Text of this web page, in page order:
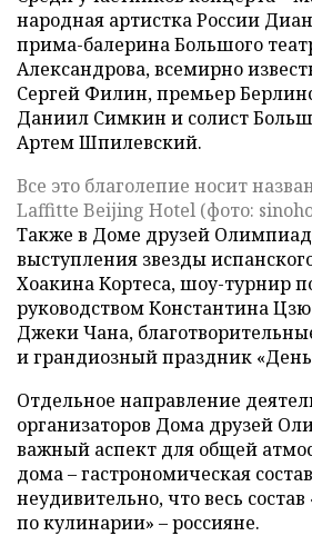
народная артистка России
прима-балерина Большого
Александрова, всемирно
Сергей Филин, премьер
Даниил Симкин и солист
Артем Шпилевский.
Все это благолепие носит
Laffitte Beijing Hotel (фото:
Также в Доме друзей
выступления звезды
Хоакина Кортеса, шоу-турнир
руководством Константина
Джеки Чана,
и грандиозный праздник
Отдельное направление
организаторов Дома друзей
важный аспект для общей
дома – гастрономическая
неудивительно, что весь
по кулинарии» – россияне.